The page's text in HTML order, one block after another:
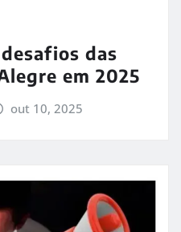
das
em 2025
out 10, 2025